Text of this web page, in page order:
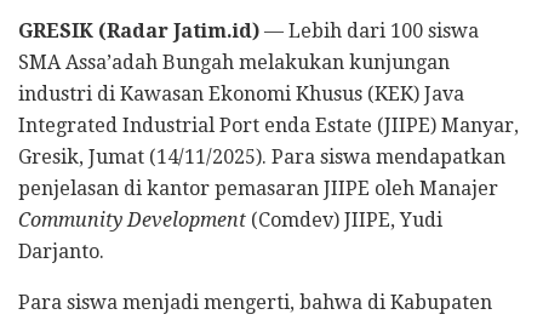
GRESIK (Radar Jatim.id) — Lebih dari 100 siswa
SMA Assa’adah Bungah melakukan kunjungan
industri di Kawasan Ekonomi Khusus (KEK) Java
Integrated Industrial Port enda Estate (JIIPE) Manyar,
Gresik, Jumat (14/11/2025). Para siswa mendapatkan
penjelasan di kantor pemasaran JIIPE oleh Manajer
Community Development (Comdev) JIIPE, Yudi
Darjanto.
Para siswa menjadi mengerti, bahwa di Kabupaten